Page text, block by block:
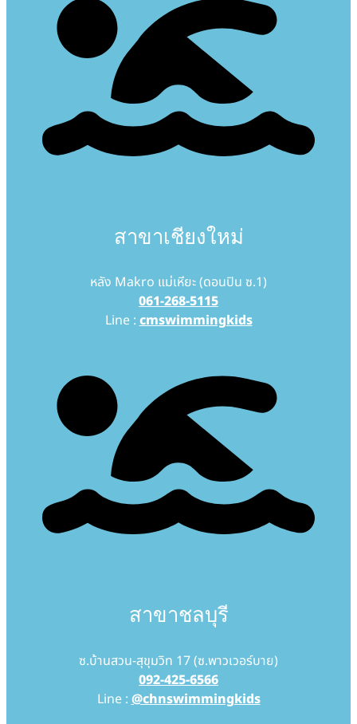
สาขาเชียงใหม่
หลัง Makro แม่เหียะ (ดอนปิน ซ.1)
061-268-5115
Line :cmswimmingkids
สาขาชลบุรี
ซ.บ้านสวน-สุขุมวิท 17 (ซ.พาวเวอร์บาย)
092-425-6566
Line : @chnswimmingkids